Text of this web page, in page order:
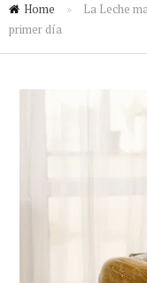
Home »
La Leche
primer día